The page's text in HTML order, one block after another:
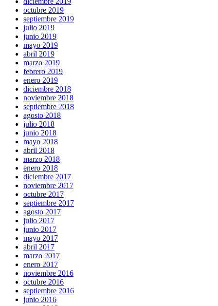
octubre 2019
septiembre 2019
julio 2019
junio 2019
mayo 2019
abril 2019
marzo 2019
febrero 2019
enero 2019
diciembre 2018
noviembre 2018
septiembre 2018
agosto 2018
julio 2018
junio 2018
mayo 2018
abril 2018
marzo 2018
enero 2018
diciembre 2017
noviembre 2017
octubre 2017
septiembre 2017
agosto 2017
julio 2017
junio 2017
mayo 2017
abril 2017
marzo 2017
enero 2017
noviembre 2016
octubre 2016
septiembre 2016
junio 2016